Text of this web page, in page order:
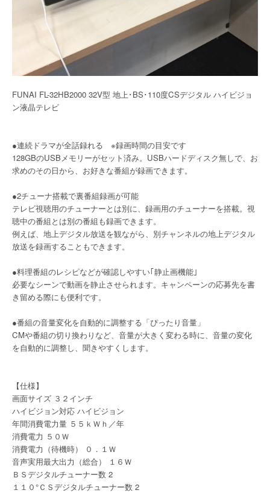
FUNAI FL-32HB2000 32V型 地上･BS･110度CSデジタル ハイビジョ
ン液晶テレビ
●連続ドラマが全話録れる ※録画時間の目安です
128GBのUSBメモリーがセット済み。USBハードディスク無しで、お
求めのその日から、お好きな番組が録画できます。
●2チューナ搭載で裏番組録画が可能
テレビ視聴用のチューナーとは別に、録画用のチューナーを搭載。視
聴中の番組とは別の番組も録画できます。
例えば、地上デジタル放送を観ながら、別チャンネルの地上デジタル
放送を録画することもできます。
●料理番組のレシピなどが確認しやすい｢静止画機能｣
必要なシーンで動画を静止させられます。キャンペーンの応募先を書
き留める際にも便利です。
●番組の音量変化を自動的に調整する「ぴったり音量」
CMや番組の切り換わりなど、音量が大きく変わる時に、音量の変化
を自動的に調整し、聞きやすくします。
【仕様】
画面サイズ ３２インチ
ハイビジョン対応 ハイビジョン
年間消費電力量 ５５ｋＷｈ／年
消費電力 ５０Ｗ
消費電力（待機時） ０．１Ｗ
音声実用最大出力（総合） １６Ｗ
ＢＳデジタルチューナー数 2
１１０°ＣＳデジタルチューナー数 2